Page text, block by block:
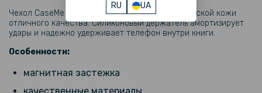
RU UA
299 грн
Защитное стекло Privacy Screen для Xiaomi 14T / 14T Pro, Black
129 грн
Защитное стекло Tempered Glass на заднюю камеру для Realme
Чехол CaseMe изготовлен на основе синтетической кожи
отличного качества. Силиконовый держатель амортизирует
удары и надежно удерживает телефон внутри книги.
Особенности:
магнитная застежка